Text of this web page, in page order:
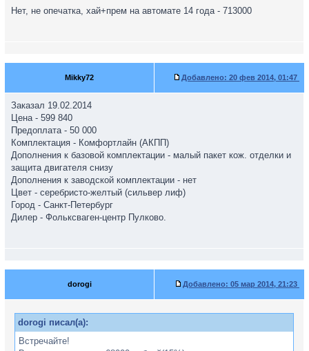
Нет, не опечатка, хай+прем на автомате 14 года - 713000
Mikky72 Добавлено: 20 фев 2014, 01:47
Заказал 19.02.2014
Цена - 599 840
Предоплата - 50 000
Комплектация - Комфортлайн (АКПП)
Дополнения к базовой комплектации - малый пакет кож. отделки и
защита двигателя снизу
Дополнения к заводской комплектации - нет
Цвет - серебристо-желтый (сильвер лиф)
Город - Санкт-Петербург
Дилер - Фольксваген-центр Пулково.
dorogi Добавлено: 05 мар 2014, 21:23
dorogi писал(а):
Встречайте!